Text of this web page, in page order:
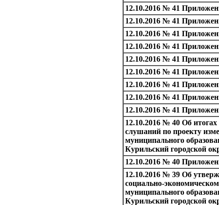
12.10.2016 № 41
12.10.2016 № 41
12.10.2016 № 41
12.10.2016 № 41
12.10.2016 № 41
12.10.2016 № 41
12.10.2016 № 41
12.10.2016 № 41
12.10.2016 № 41
12.10.2016 № 40 Об
слушаний по проекту
муниципального
Курильский городской
12.10.2016 № 40
12.10.2016 № 39 Об
социально-
муниципального
Курильский городской